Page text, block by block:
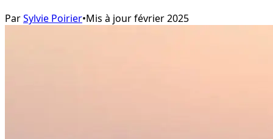
ParSylvie Poirier•Mis à jourfévrier 2025